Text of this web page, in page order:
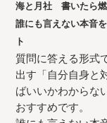
海と月社 書いたら
誰にも言えない本音
ト
質問に答える形式
出す「自分自身と
ばいいかわからな
おすすめです。